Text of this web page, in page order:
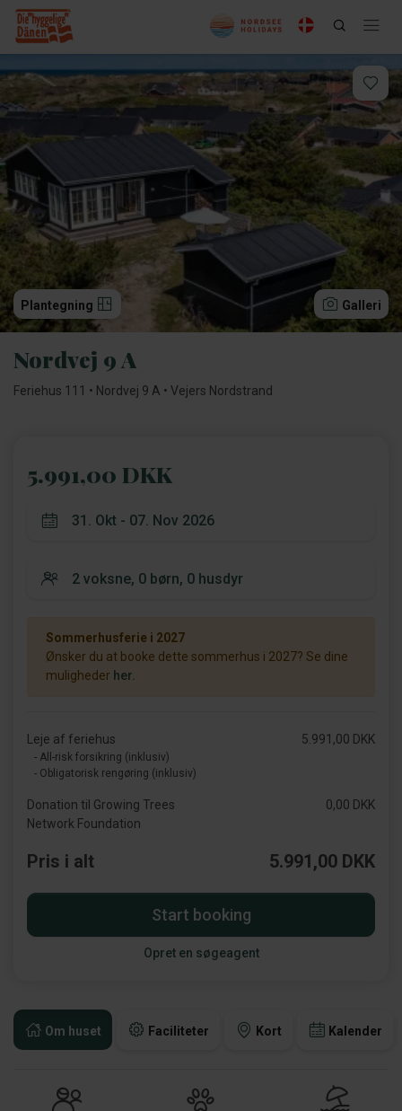
Plantegning Galleri
Nordvej 9 A
Feriehus 111 • Nordvej 9 A • Vejers Nordstrand
Om huset Faciliteter Kort Kalender
5.991,00 DKK
Sommerhusferie i 2027
Ønsker du at booke dette sommerhus i 2027? Se dine
muligheder her.
Leje af feriehus
- All-risk forsikring (inklusiv)
- Obligatorisk rengøring (inklusiv)
5.991,00 DKK
Donation til Growing Trees
Network Foundation
0,00 DKK
Pris i alt 5.991,00 DKK
Start booking
Opret en søgeagent